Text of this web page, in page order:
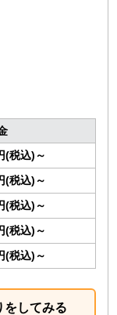
(税込)～
(税込)～
(税込)～
(税込)～
(税込)～
してみる